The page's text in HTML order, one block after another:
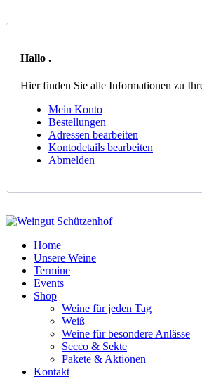
Hallo .
Hier finden Sie alle Informationen zu
Mein Konto
Bestellungen
Adressen bearbeiten
Kontodetails bearbeiten
Abmelden
Home
Unsere Weine
Termine
Events
Shop
Weine für jeden Tag
Weiß
Weine für besondere Anlässe
Secco & Sekte
Pakete & Aktionen
Kontakt